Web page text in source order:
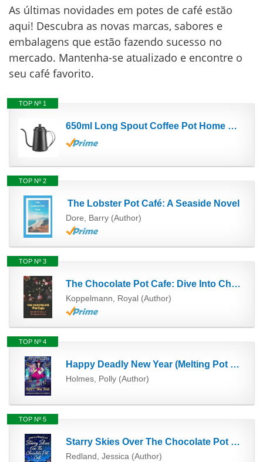
As últimas novidades em potes de café estão
aqui! Descubra as novas marcas, sabores e
embalagens que estão fazendo sucesso no
mercado. Mantenha-se atualizado e encontre o
seu café favorito.
TOP Nº 1
650ml Long Spout Coffee Pot Home Brewing Handle Gooseneck Pot Caño de café Hervidor de café de...
TOP Nº 2
The Lobster Pot Café: A Seaside Novel
Dore, Barry (Author)
TOP Nº 3
The Chocolate Pot Cafe: Dive Into Christmas At The Chocolate Pot Cafe
Koppelmann, Royal (Author)
TOP Nº 4
Happy Deadly New Year (Melting Pot Cafe Book 2) (English Edition)
Holmes, Polly (Author)
TOP Nº 5
Starry Skies Over The Chocolate Pot Cafe: A heartwarming festive read to curl up with (Christmas on...
Redland, Jessica (Author)